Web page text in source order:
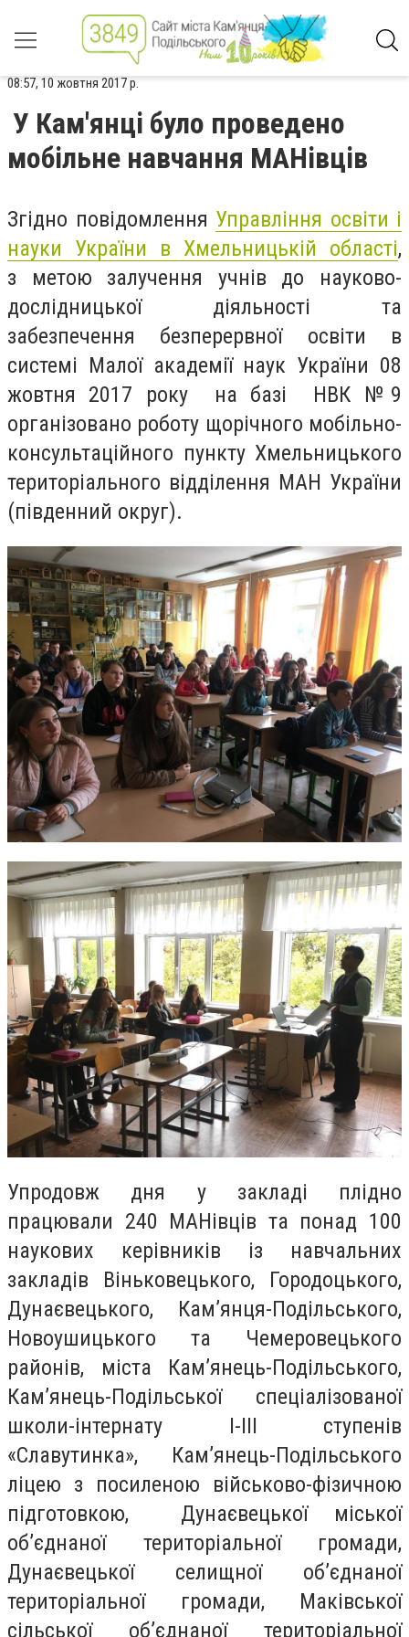
08:57, 10 жовтня 2017 р.
У Кам'янці було проведено
мобільне навчання МАНівців
Згідно повідомлення Управління освіти і
науки України в Хмельницькій області,
з метою залучення учнів до науково-
дослідницької діяльності та
забезпечення безперервної освіти в
системі Малої академії наук України 08
жовтня 2017 року на базі НВК №9
організовано роботу щорічного мобільно-
консультаційного пункту Хмельницького
територіального відділення МАН України
(південний округ).
Упродовж дня у закладі плідно
працювали 240 МАНівців та понад 100
наукових керівників із навчальних
закладів Віньковецького, Городоцького,
Дунаєвецького, Кам’янця-Подільського,
Новоушицького та Чемеровецького
районів, міста Кам’янець-Подільського,
Кам’янець-Подільської спеціалізованої
школи-інтернату І-ІІІ ступенів
«Славутинка», Кам’янець-Подільського
ліцею з посиленою військово-фізичною
підготовкою, Дунаєвецької міської
об’єднаної територіальної громади,
Дунаєвецької селищної об’єднаної
територіальної громади, Маківської
сільської об’єднаної територіальної